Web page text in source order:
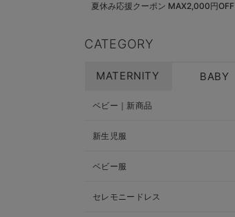
夏休み応援クーポン MAX2,000円OFF
CATEGORY
MATERNITY BABY
ベビー｜新商品
新生児服
ベビー服
セレモニードレス